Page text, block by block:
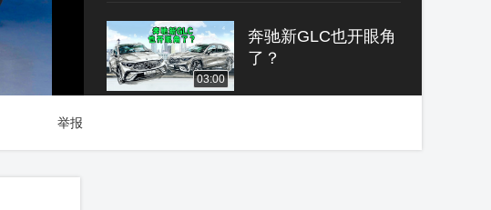
03:00
奔驰新GLC也开眼角
了？
蔚小理都没有 摩卡
举报